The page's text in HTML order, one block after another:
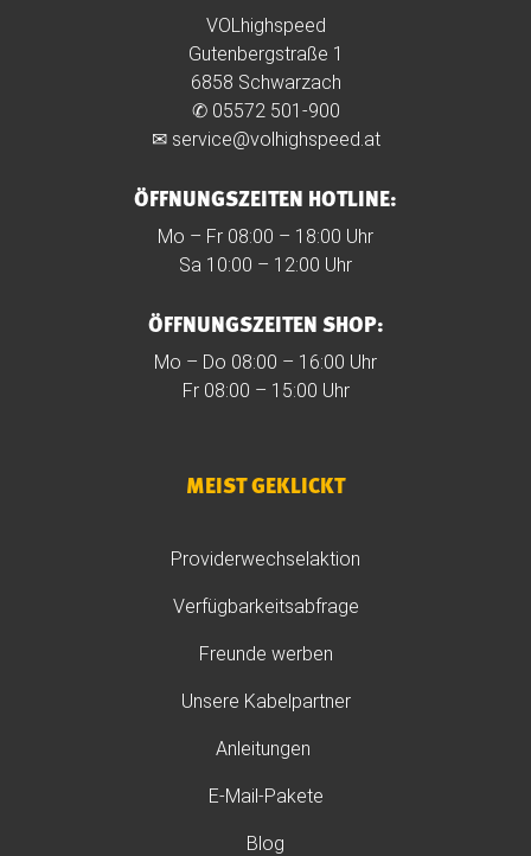
VOLhighspeed
Gutenbergstraße 1
6858 Schwarzach
✆ 05572 501-900
✉ service@volhighspeed.at
ÖFFNUNGSZEITEN HOTLINE:
Mo – Fr 08:00 – 18:00 Uhr
Sa 10:00 – 12:00 Uhr
ÖFFNUNGSZEITEN SHOP:
Mo – Do 08:00 – 16:00 Uhr
Fr 08:00 – 15:00 Uhr
MEIST GEKLICKT
Providerwechselaktion
Verfügbarkeitsabfrage
Freunde werben
Unsere Kabelpartner
Anleitungen
E-Mail-Pakete
Blog